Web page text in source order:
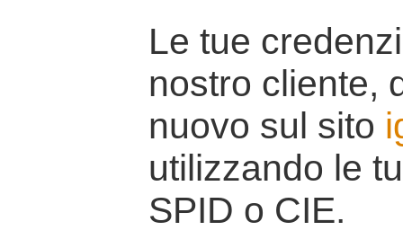
Le tue
nostro cliente,
nuovo sul sito
utilizzando le
SPID o CIE.